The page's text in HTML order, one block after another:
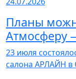
Планы
Атмосферу
23 июля
салона АРЛАЙН в